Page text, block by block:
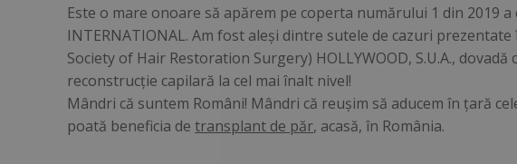
Este o mare onoare să apărem pe coperta numărului 1 din 2019
INTERNATIONAL. Am fost aleşi dintre sutele de cazuri
Society of Hair Restoration Surgery) HOLLYWOOD, S.U.A.,
reconstrucţie capilară la cel mai înalt nivel!
Mândri că suntem Români! Mândri că reuşim să aducem în ţară
poată beneficia detransplant de păr, acasă, în România.